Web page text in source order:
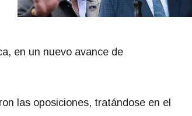
en un nuevo avance de
las oposiciones, tratándose en el